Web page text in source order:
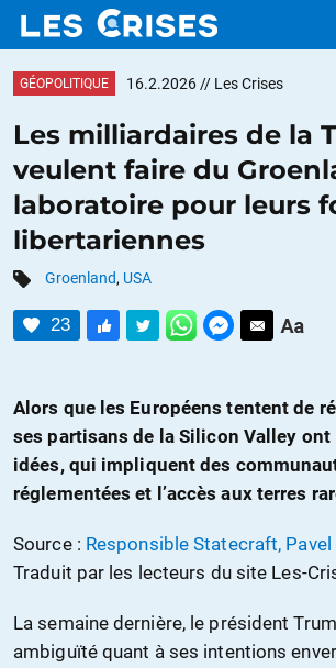
DOSSIERS
CATÉGORIES
CONTACTER
FAIRE UN
DON
GÉOPOLITIQUE 16.2.2026 // Les Crises
Les milliardaires de la
veulent faire du
laboratoire pour leurs
libertariennes
Groenland, USA
23
Alors que les Européens tentent de
ses partisans de la Silicon Valley ont
idées, qui impliquent des
réglementées et l’accès aux terres
Source : Responsible Statecraft, Pavel
Traduit par les lecteurs du site Les-
La semaine dernière, le président
ambiguïté quant à ses intentions